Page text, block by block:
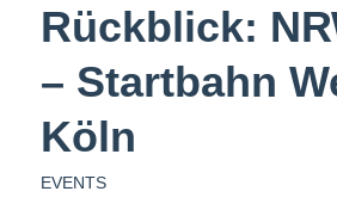
Rückblick:
– Startbahn
Köln
EVENTS